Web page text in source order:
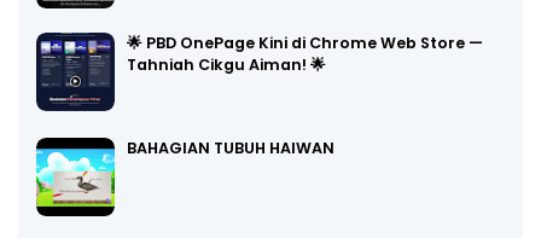
🌟 PBD OnePage Kini di Chrome Web Store —
Tahniah Cikgu Aiman! 🌟
BAHAGIAN TUBUH HAIWAN